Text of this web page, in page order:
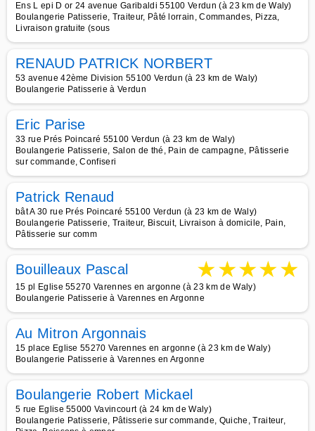
Ens L epi D or 24 avenue Garibaldi 55100 Verdun (à 23 km de Waly)
Boulangerie Patisserie, Traiteur, Pâté lorrain, Commandes, Pizza,
Livraison gratuite (sous
RENAUD PATRICK NORBERT
53 avenue 42ème Division 55100 Verdun (à 23 km de Waly)
Boulangerie Patisserie à Verdun
Eric Parise
33 rue Prés Poincaré 55100 Verdun (à 23 km de Waly)
Boulangerie Patisserie, Salon de thé, Pain de campagne, Pâtisserie
sur commande, Confiseri
Patrick Renaud
bât A 30 rue Prés Poincaré 55100 Verdun (à 23 km de Waly)
Boulangerie Patisserie, Traiteur, Biscuit, Livraison à domicile, Pain,
Pâtisserie sur comm
Bouilleaux Pascal ★★★★★
15 pl Eglise 55270 Varennes en argonne (à 23 km de Waly)
Boulangerie Patisserie à Varennes en Argonne
Au Mitron Argonnais
15 place Eglise 55270 Varennes en argonne (à 23 km de Waly)
Boulangerie Patisserie à Varennes en Argonne
Boulangerie Robert Mickael
5 rue Eglise 55000 Vavincourt (à 24 km de Waly)
Boulangerie Patisserie, Pâtisserie sur commande, Quiche, Traiteur,